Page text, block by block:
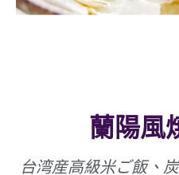
蘭陽風
台湾産高級米ご飯、